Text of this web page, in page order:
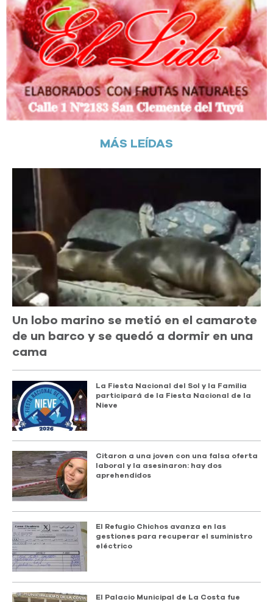
MÁS LEÍDAS
Un lobo marino se metió en el camarote
de un barco y se quedó a dormir en una
cama
La Fiesta Nacional del Sol y la Familia
participará de la Fiesta Nacional de la
Nieve
Citaron a una joven con una falsa oferta
laboral y la asesinaron: hay dos
aprehendidos
El Refugio Chichos avanza en las
gestiones para recuperar el suministro
eléctrico
El Palacio Municipal de La Costa fue